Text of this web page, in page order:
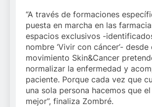
“A través de formaciones
puesta en marcha en las
espacios exclusivos -
nombre ‘Vivir con cáncer’- desde
movimiento Skin&Cancer
normalizar la enfermedad y
paciente. Porque cada vez que
una sola persona hacemos que
mejor”, finaliza Zombré.